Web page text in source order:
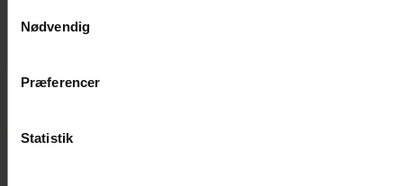
Vi anvender egne cookies og cookies fra tredjeparter til at
generere statistik og huske dine præferencer samt til brug
Nødvendig
Præferencer
Statistik